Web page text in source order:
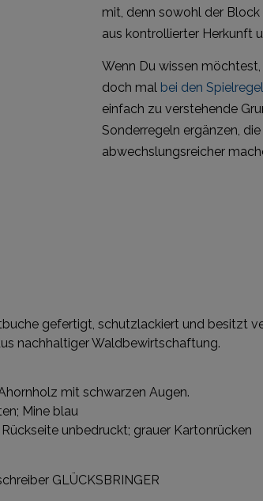
mit, denn sowohl der
aus kontrollierter Herkunft
Wenn Du wissen
doch mal bei den
einfach zu verstehende
Sonderregeln ergänzen,
abwechslungsreicher
gefertigt, schutzlackiert und besitzt
nachhaltiger Waldbewirtschaftung.
mit schwarzen Augen.
Mine blau
unbedruckt; grauer Kartonrücken
GLÜCKSBRINGER